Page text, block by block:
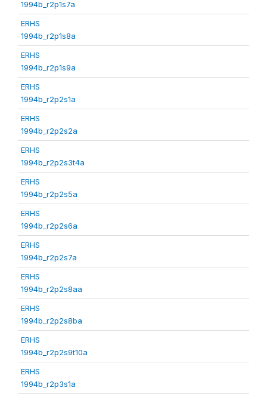
1994b_r2p1s7a
ERHS
1994b_r2p1s8a
ERHS
1994b_r2p1s9a
ERHS
1994b_r2p2s1a
ERHS
1994b_r2p2s2a
ERHS
1994b_r2p2s3t4a
ERHS
1994b_r2p2s5a
ERHS
1994b_r2p2s6a
ERHS
1994b_r2p2s7a
ERHS
1994b_r2p2s8aa
ERHS
1994b_r2p2s8ba
ERHS
1994b_r2p2s9t10a
ERHS
1994b_r2p3s1a